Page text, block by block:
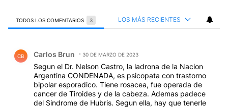
TODOS LOS COMENTARIOS 3 LOS MÁS RECIENTES
CB Carlos Brun 30 DE MARZO DE 2023
Segun el Dr. Nelson Castro, la ladrona de la Nacion
Argentina CONDENADA, es psicopata con trastorno
bipolar esporadico. Tiene rosacea, fue operada de
cancer de Tiroides y de la cabeza. Ademas padece
del Sindrome de Hubris. Segun ella, hay que tenerle